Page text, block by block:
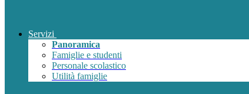
Servizi
Panoramica
Famiglie e studenti
Personale scolastico
Utilità famiglie